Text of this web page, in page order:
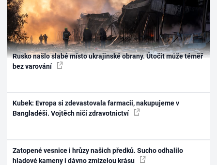
Rusko našlo slabé místo ukrajinské obrany. Útočit může téměř
bez varování
Kubek: Evropa si zdevastovala farmacii, nakupujeme v
Bangladéši. Vojtěch ničí zdravotnictví
Zatopené vesnice i hrůzy našich předků. Sucho odhalilo
hladové kameny i dávno zmizelou krásu